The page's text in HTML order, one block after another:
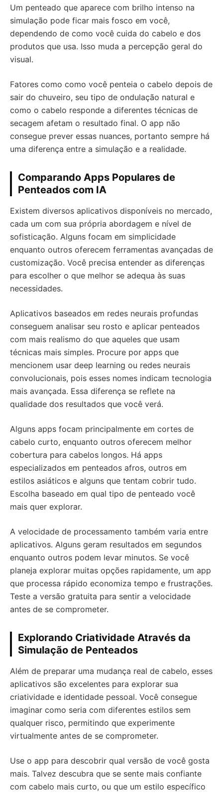
Um penteado que aparece com brilho intenso na
simulação pode ficar mais fosco em você,
dependendo de como você cuida do cabelo e dos
produtos que usa. Isso muda a percepção geral do
visual.
Fatores como como você penteia o cabelo depois de
sair do chuveiro, seu tipo de ondulação natural e
como o cabelo responde a diferentes técnicas de
secagem afetam o resultado final. O app não
consegue prever essas nuances, portanto sempre há
uma diferença entre a simulação e a realidade.
Comparando Apps Populares de
Penteados com IA
Existem diversos aplicativos disponíveis no mercado,
cada um com sua própria abordagem e nível de
sofisticação. Alguns focam em simplicidade
enquanto outros oferecem ferramentas avançadas de
customização. Você precisa entender as diferenças
para escolher o que melhor se adequa às suas
necessidades.
Aplicativos baseados em redes neurais profundas
conseguem analisar seu rosto e aplicar penteados
com mais realismo do que aqueles que usam
técnicas mais simples. Procure por apps que
mencionem usar deep learning ou redes neurais
convolucionais, pois esses nomes indicam tecnologia
mais avançada. Essa diferença se reflete na
qualidade dos resultados que você verá.
Alguns apps focam principalmente em cortes de
cabelo curto, enquanto outros oferecem melhor
cobertura para cabelos longos. Há apps
especializados em penteados afros, outros em
estilos asiáticos e alguns que tentam cobrir tudo.
Escolha baseado em qual tipo de penteado você
mais quer explorar.
A velocidade de processamento também varia entre
aplicativos. Alguns geram resultados em segundos
enquanto outros podem levar minutos. Se você
planeja explorar muitas opções rapidamente, um app
que processa rápido economiza tempo e frustrações.
Teste a versão gratuita para sentir a velocidade
antes de se comprometer.
Explorando Criatividade Através da
Simulação de Penteados
Além de preparar uma mudança real de cabelo, esses
aplicativos são excelentes para explorar sua
criatividade e identidade pessoal. Você consegue
imaginar como seria com diferentes estilos sem
qualquer risco, permitindo que experimente
virtualmente antes de se comprometer.
Use o app para descobrir qual versão de você gosta
mais. Talvez descubra que se sente mais confiante
com cabelo mais curto, ou que um estilo específico